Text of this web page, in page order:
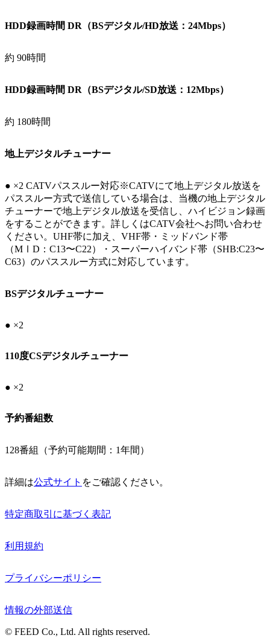
HDD録画時間 DR（BSデジタル/HD放送：24Mbps）
約 90時間
HDD録画時間 DR（BSデジタル/SD放送：12Mbps）
約 180時間
地上デジタルチューナー
● ×2 CATVパススルー対応※CATVにて地上デジタル放送を
パススルー方式で送信している場合は、当機の地上デジタル
チューナーで地上デジタル放送を受信し、ハイビジョン録画
をすることができます。詳しくはCATV会社へお問い合わせ
ください。UHF帯に加え、VHF帯・ミッドバンド帯
（MⅠD：C13〜C22）・スーパーハイバンド帯（SHB:C23〜
C63）のパススルー方式に対応しています。
BSデジタルチューナー
● ×2
110度CSデジタルチューナー
● ×2
予約番組数
128番組（予約可能期間：1年間）
詳細は公式サイト をご確認ください。
特定商取引に基づく表記
利用規約
プライバシーポリシー
情報の外部送信
© FEED Co., Ltd. All rights reserved.